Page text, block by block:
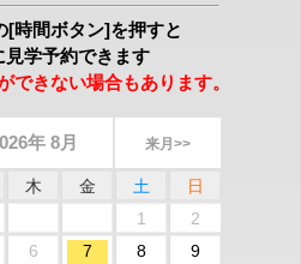
[時間ボタン]を押すと
見学予約できます
できない場合もあります。
年 8月 来月>>
木 金 土
日
1
2
6 7 8 9